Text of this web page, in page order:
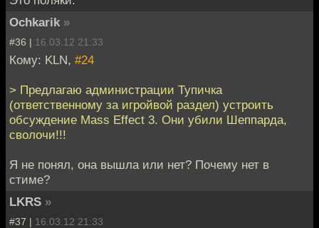
Ochkarik »
#36 | 16.03.12 21:33
Кому: KLN, #24
> Предлагаю администрации Тупичка
(ответственному за игройвой раздел) устроить
обсуждение Mass Effect 3. Они убили Шеппарда,
сволочи!!!
Я не понял, она вышла или нет? Почему нет в
стиме?
LKRS »
#37 | 16.03.12 21:33